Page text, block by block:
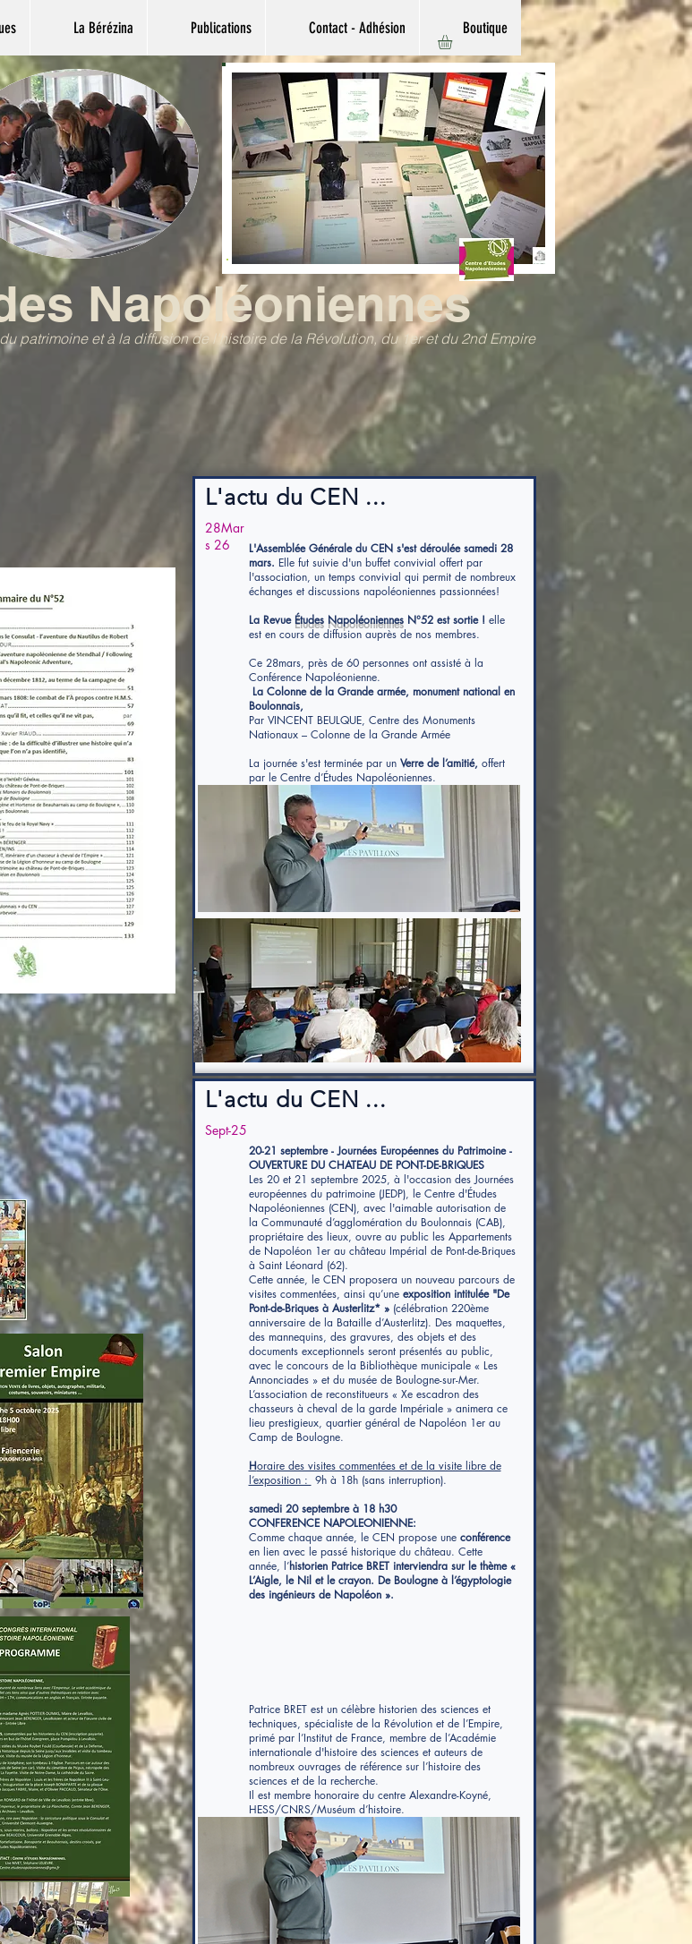
La Bérézina Publications Contact - Adhésion Boutique
Napoléoniennes
patrimoine et à la diffusion de l'histoire de la Révolution, du 1er et du 2nd Empire
L'actu du CEN ...
28Mar
s 26
L'Assemblée Générale du CEN s'est déroulée samedi 28
mars. Elle fut suivie d'un buffet convivial offert par
l'association, un temps convivial qui permit de nombreux
échanges et discussions napoléoniennes passionnées!
La RevueÉtudes NapoléoniennesN°52 est sortie ! elle
est en cours de diffusion auprès de nos membres.
Ce 28mars, près de 60 personnes ont assisté à la
Conférence Napoléonienne.
La Colonne de la Grande armée, monument national en
Boulonnais,
Par VINCENT BEULQUE, Centre des Monuments
Nationaux – Colonne de la Grande Armée
La journée s'est terminée par un Verre de l’amitié, offert
par le Centre d’Études Napoléoniennes.
L'actu du CEN ...
Sept-25
20-21 septembre - Journées Européennes du Patrimoine -
OUVERTURE DU CHATEAU DE PONT-DE-BRIQUES
Les 20 et 21 septembre 2025, à l'occasion des Journées
européennes du patrimoine (JEDP), le Centre d'Études
Napoléoniennes (CEN), avec l'aimable autorisation de
la Communauté d’agglomération du Boulonnais (CAB),
propriétaire des lieux, ouvre au public les Appartements
de Napoléon 1er au château Impérial de Pont-de-Briques
à Saint Léonard (62).
Cette année, le CEN proposera un nouveau parcours de
visites commentées, ainsi qu’une exposition intitulée "De
Pont-de-Briques à Austerlitz* »(célébration 220ème
anniversaire de la Bataille d’Austerlitz). Des maquettes,
des mannequins, des gravures, des objets et des
documents exceptionnels seront présentés au public,
avec le concours de la Bibliothèque municipale « Les
Annonciades » et du musée de Boulogne-sur-Mer.
L’association de reconstitueurs « Xe escadron des
chasseurs à cheval de la garde Impériale » animera ce
lieu prestigieux, quartier général de Napoléon 1er au
Camp de Boulogne.
Horaire des visites commentées et de la visite libre de
l’exposition : 9h à 18h (sans interruption).
samedi 20 septembre à 18 h30
CONFERENCE NAPOLEONIENNE:
Comme chaque année, le CEN propose une conférence
en lien avec le passé historique du château. Cette
année, l’historien Patrice BRET interviendra sur le thème «
L’Aigle, le Nil et le crayon. De Boulogne à l’égyptologie
des ingénieurs de Napoléon ».
Patrice BRET est un célèbre historien des sciences et
techniques, spécialiste de la Révolution et de l’Empire,
primé par l’Institut de France, membre de l’Académie
internationale d'histoire des sciences et auteurs de
nombreux ouvrages de référence sur l’histoire des
sciences et de la recherche.
Il est membre honoraire du centre Alexandre-Koyné,
HESS/CNRS/Muséum d’histoire.